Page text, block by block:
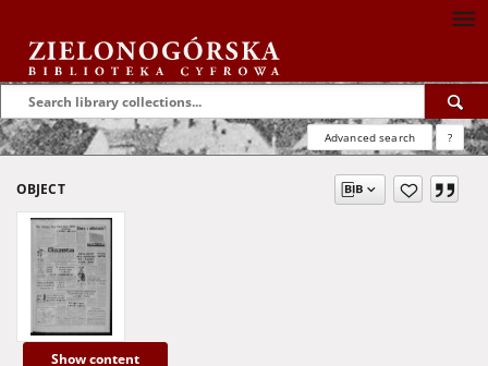
Advanced search ?
OBJECT
Show content